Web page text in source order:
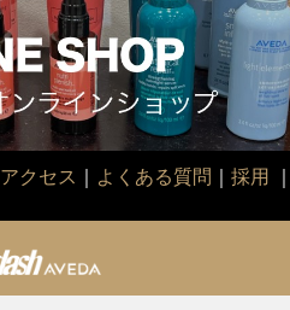
アクセス ｜ よくある質問 ｜ 採用 ｜